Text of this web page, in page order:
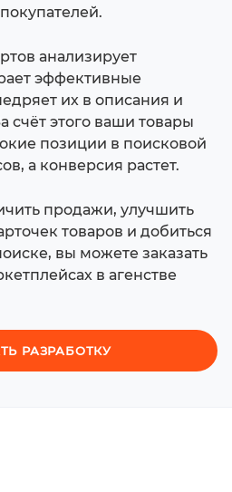
анализирует
эффективные
их в описания и
счёт этого ваши товары
позиции в поисковой
а конверсия растет.
продажи, улучшить
товаров и добиться
вы можете заказать
в агенстве
РАЗРАБОТКУ